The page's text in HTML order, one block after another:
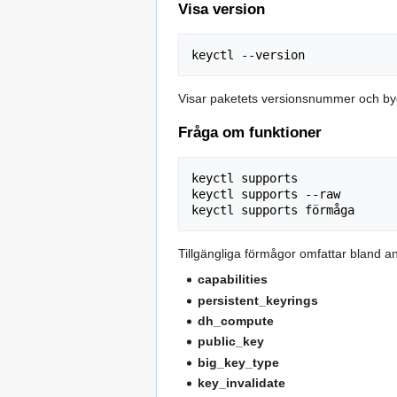
Visa version
Visar paketets versionsnummer och
Fråga om funktioner
keyctl supports
keyctl supports --raw
Tillgängliga förmågor omfattar bland
capabilities
persistent_keyrings
dh_compute
public_key
big_key_type
key_invalidate